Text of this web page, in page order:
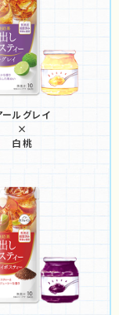
ールグレイ
×
白桃